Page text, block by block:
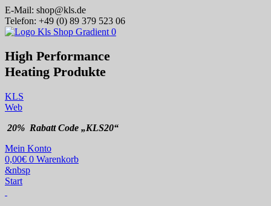
E-Mail: shop@kls.de
Telefon: +49 (0) 89 379 523 06
High Performance
Heating Produkte
KLS
Web
20% Rabatt Code „KLS20“
Mein Konto
0,00€ 0 Warenkorb
&nbsp
Start